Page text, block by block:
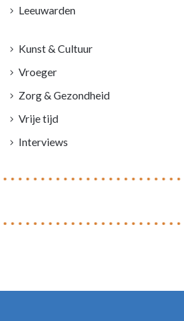
Leeuwarden
Kunst & Cultuur
Vroeger
Zorg & Gezondheid
Vrije tijd
Interviews